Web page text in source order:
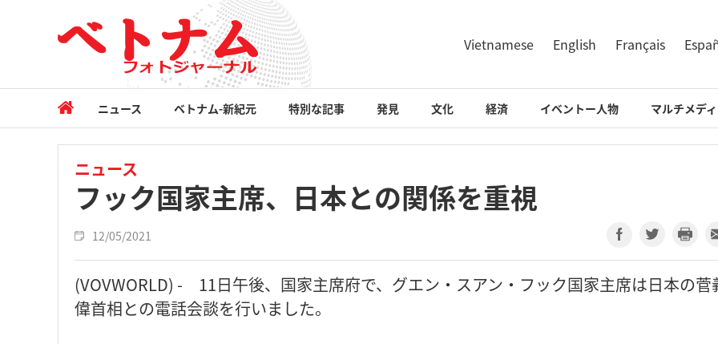
Vietnamese English Français
ニュース ベトナム-新紀元 特別な記事 発見 文化 経済 イベントー人物 マルチメデ
ニュース
フック国家主席、日本との関係を重視
12/05/2021
(VOVWORLD) - 11日午後、国家主席府で、グエン・スアン・フック国家主席は日本の菅
偉首相との電話会談を行いました。